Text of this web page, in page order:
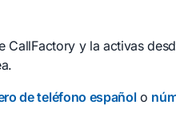
CallFactory y la activas
de teléfono españolo